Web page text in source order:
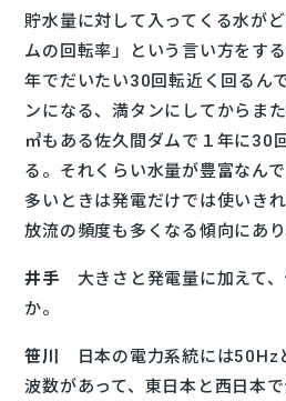
貯水量に対して入ってくる水が
ムの回転率」という言い方をす
年でだいたい30回転近く回るん
ンになる、満タンにしてからま
㎥もある佐久間ダムで１年に30
る。それくらい水量が豊富なん
多いときは発電だけでは使いき
放流の頻度も多くなる傾向にあり
井手 大きさと発電量に加えて
か。
笹川
日本の電力系統には50Hz
波数があって、東日本と西日本